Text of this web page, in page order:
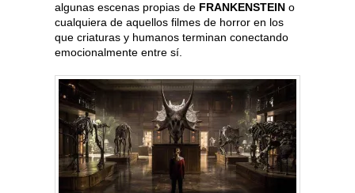
algunas escenas propias de FRANKENSTEIN o
cualquiera de aquellos filmes de horror en los
que criaturas y humanos terminan conectando
emocionalmente entre sí.